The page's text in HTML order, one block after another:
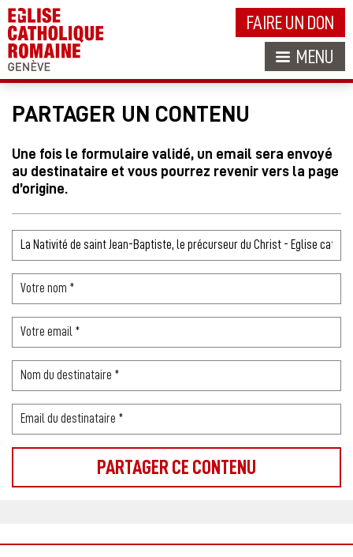
FAIRE UN DON
MENU
PARTAGER UN CONTENU
Une fois le formulaire validé, un email sera envoyé
au destinataire et vous pourrez revenir vers la page
d’origine.